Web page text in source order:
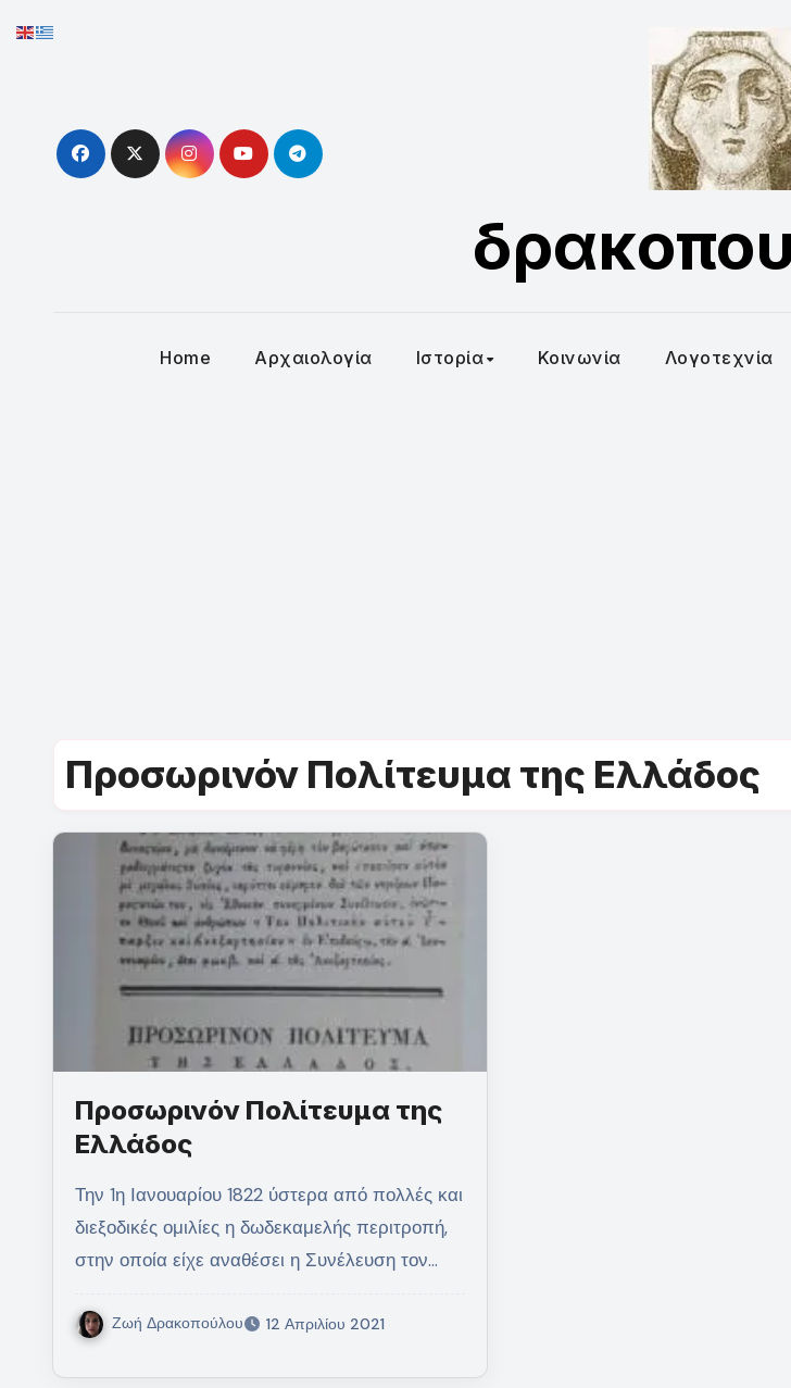
to
Home Αρχαιολογία Ιστορία Κοινωνία Λογοτεχνία
Προσωρινόν Πολίτευμα της Ελλάδος
Προσωρινόν Πολίτευμα της
Ελλάδος
Την 1η Ιανουαρίου 1822 ύστερα από πολλές και
διεξοδικές ομιλίες η δωδεκαμελής περιτροπή,
στην οποία είχε αναθέσει η Συνέλευση τον…
Ζωή Δρακοπούλου 12 Απριλίου 2021